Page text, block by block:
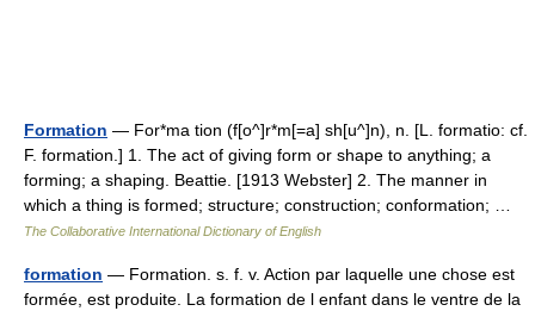
Formation — For*ma tion (f[o^]r*m[=a] sh[u^]n), n. [L. formatio: cf.
F. formation.] 1. The act of giving form or shape to anything; a
forming; a shaping. Beattie. [1913 Webster] 2. The manner in
which a thing is formed; structure; construction; conformation; …
The Collaborative International Dictionary of English
formation — Formation. s. f. v. Action par laquelle une chose est
formée, est produite. La formation de l enfant dans le ventre de la